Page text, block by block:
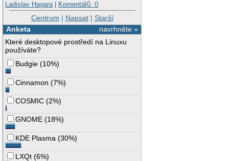
Ladislav Hagara| Komentářů: 0
Centrum | Napsat| Starší
navrhněte »
Anketa
Které desktopové prostředí na Linuxu
používáte?
Budgie (10%)
Cinnamon (7%)
COSMIC (2%)
GNOME (18%)
KDE Plasma (30%)
LXQt (6%)